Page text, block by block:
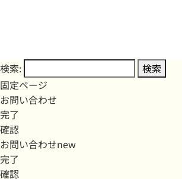
検索:
固定ページ
お問い合わせ
完了
確認
お問い合わせnew
完了
確認